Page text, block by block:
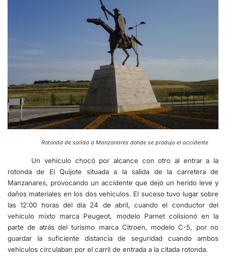
Rotonda de salida a Manzanares donde se produjo el accidente
Un vehículo chocó por alcance con otro al entrar a la
rotonda de El Quijote situada a la salida de la carretera de
Manzanares, provocando un accidente que dejó un herido leve y
daños materiales en los dos vehículos. El suceso tuvo lugar sobre
las 12:00 horas del día 24 de abril, cuando el conductor del
vehículo mixto marca Peugeot, modelo Parnet colisionó en la
parte de atrás del turismo marca Citroen, modelo C-5, por no
guardar la suficiente distancia de seguridad cuando ambos
vehículos circulaban por el carril de entrada a la citada rotonda.